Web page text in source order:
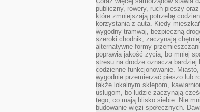
publiczny, rowery, ruch pieszy
które zmniejszają potrzebę
korzystania z auta. Kiedy
wygodny tramwaj, bezpieczną
szeroki chodnik, zaczynają
alternatywne formy
poprawia jakość życia, bo mniej
stresu na drodze oznacza bardziej
codzienne funkcjonowanie.
wygodnie przemierzać pieszo lub
także lokalnym sklepom,
usługom, bo ludzie zaczynają
tego, co mają blisko siebie. Nie
budowanie więzi społecznych.